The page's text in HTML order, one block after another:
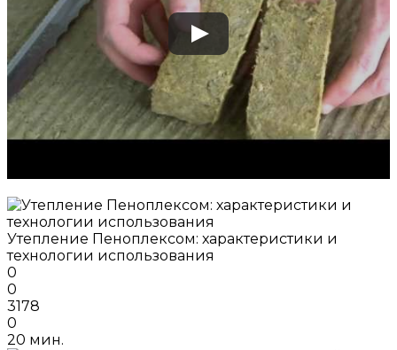
Утепление Пеноплексом: характеристики и
технологии использования
0
0
3178
0
20 мин.